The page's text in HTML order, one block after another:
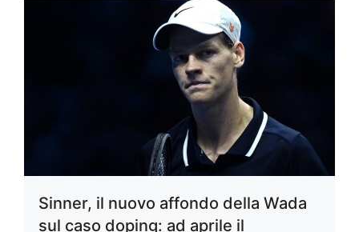
Sinner, il nuovo affondo della Wada
sul caso doping: ad aprile il